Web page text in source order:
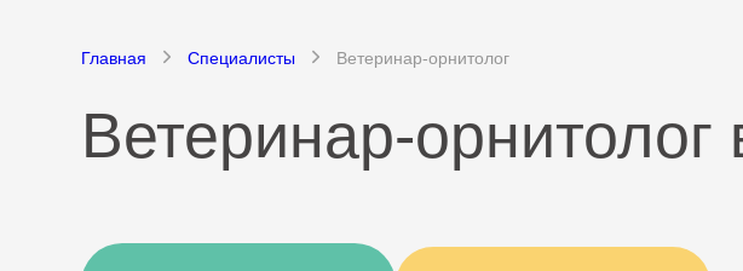
Главная Специалисты Ветеринар-орнитолог
Ветеринар-орнитолог